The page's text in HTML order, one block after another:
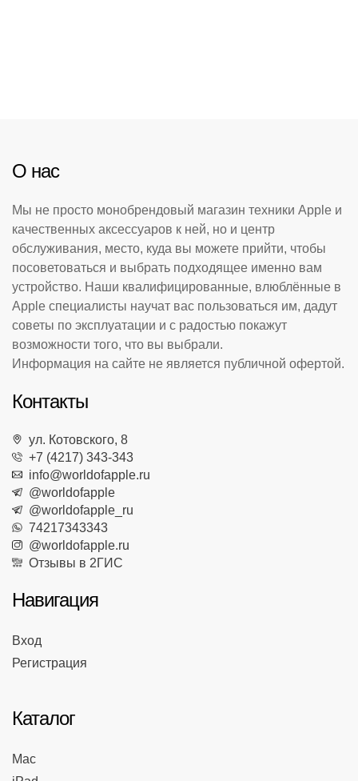
О нас
Мы не просто монобрендовый магазин техники Apple и
качественных аксессуаров к ней, но и центр
обслуживания, место, куда вы можете прийти, чтобы
посоветоваться и выбрать подходящее именно вам
устройство. Наши квалифицированные, влюблённые в
Apple специалисты научат вас пользоваться им, дадут
советы по эксплуатации и с радостью покажут
возможности того, что вы выбрали.
Информация на сайте не является публичной офертой.
Контакты
ул. Котовского, 8
+7 (4217) 343-343
info@worldofapple.ru
@worldofapple
@worldofapple_ru
74217343343
@worldofapple.ru
Отзывы в 2ГИС
Навигация
Вход
Регистрация
Каталог
Mac